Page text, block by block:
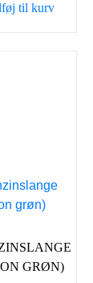
35,00 kr..
til kurv
GRØN)